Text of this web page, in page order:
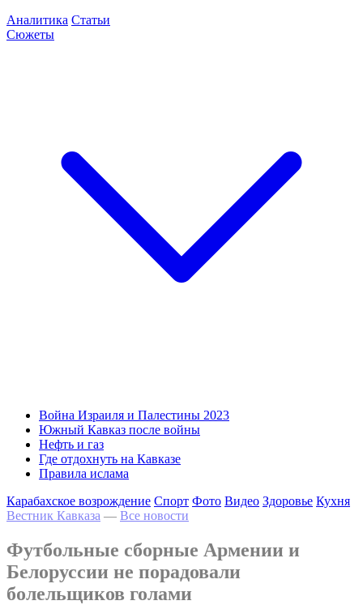
Аналитика Статьи
Сюжеты
Война Израиля и Палестины 2023
Южный Кавказ после войны
Нефть и газ
Где отдохнуть на Кавказе
Правила ислама
Карабахское возрождение Спорт Фото Видео Здоровье Кухня
Вестник Кавказа — Все новости
Футбольные сборные Армении и
Белоруссии не порадовали
болельщиков голами